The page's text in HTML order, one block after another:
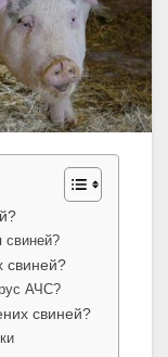
свиней?
свиней?
АЧС?
свиней?